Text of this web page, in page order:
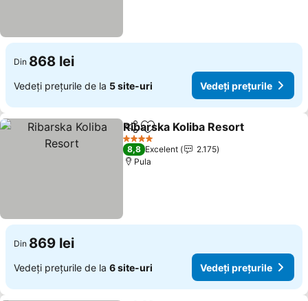
Din 868 lei
Vedeți prețurile de la 5 site-uri Vedeți prețurile
DistribuițiAdăugaţi la favorite
Ribarska Koliba Resort
4 Stele
8,8 Excelent
2.175
Pula
Din 869 lei
Vedeți prețurile de la 6 site-uri Vedeți prețurile